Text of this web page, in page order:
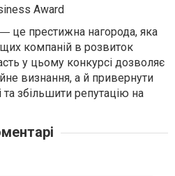
це престижна нагорода, яка
компаній в розвиток
у цьому конкурсі дозволяє
визнання, а й привернути
та збільшити репутацію на